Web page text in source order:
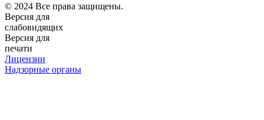
© 2024 Все права защищены.
Версия для
слабовидящих
Версия для
печати
Лицензии
Надзорные органы